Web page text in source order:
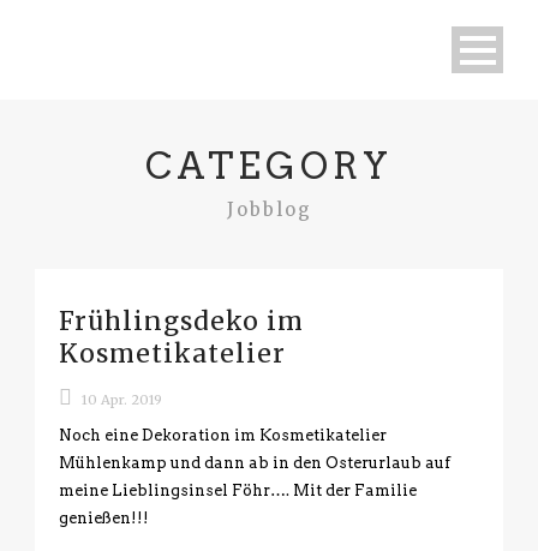
CATEGORY
Jobblog
Frühlingsdeko im
Kosmetikatelier
10 Apr. 2019
Noch eine Dekoration im Kosmetikatelier
Mühlenkamp und dann ab in den Osterurlaub auf
meine Lieblingsinsel Föhr…. Mit der Familie
genießen!!!